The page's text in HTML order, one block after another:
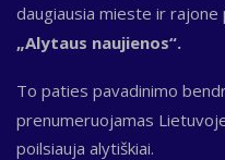
daugiausia mieste ir
„Alytaus naujienos“.
To paties pavadinimo
prenumeruojamas
poilsiauja alytiškiai.